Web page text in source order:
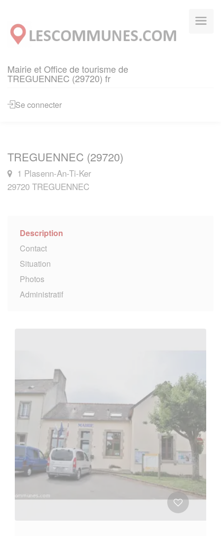
Mairie et Office de tourisme de
TREGUENNEC (29720) fr
Se connecter
TREGUENNEC (29720)
1 Plasenn-An-Ti-Ker
29720 TREGUENNEC
Description
Contact
Situation
Photos
Administratif